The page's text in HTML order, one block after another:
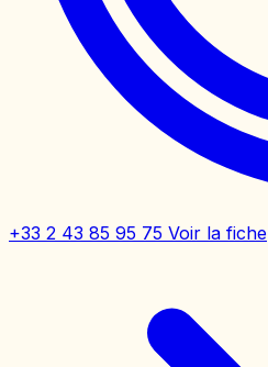
+33 2 43 85 95 75 Voir la fiche